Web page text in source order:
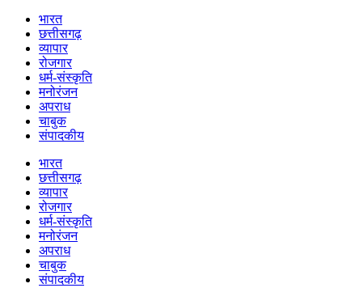
भारत
छत्तीसगढ़
व्यापार
रोजगार
धर्म-संस्कृति
मनोरंजन
अपराध
चाबुक
संपादकीय
भारत
छत्तीसगढ़
व्यापार
रोजगार
धर्म-संस्कृति
मनोरंजन
अपराध
चाबुक
संपादकीय